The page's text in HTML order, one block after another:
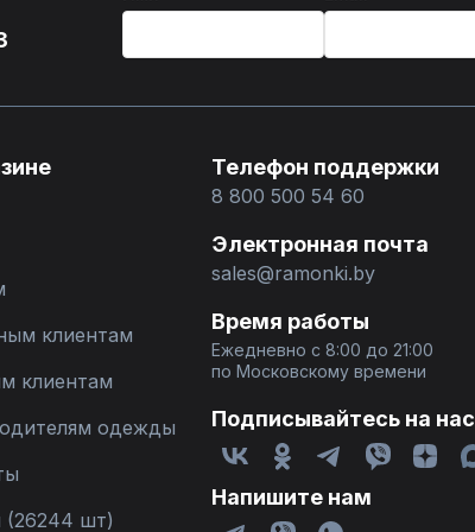
клиентам
клиентам
одежды
(26244 шт)
Телефон поддержки
8 800 500 54 60
Электронная почта
sales@ramonki.by
Время работы
Ежедневно с 8:00 до 21:00
по Московскому времени
Подписывайтесь на нас
Напишите нам